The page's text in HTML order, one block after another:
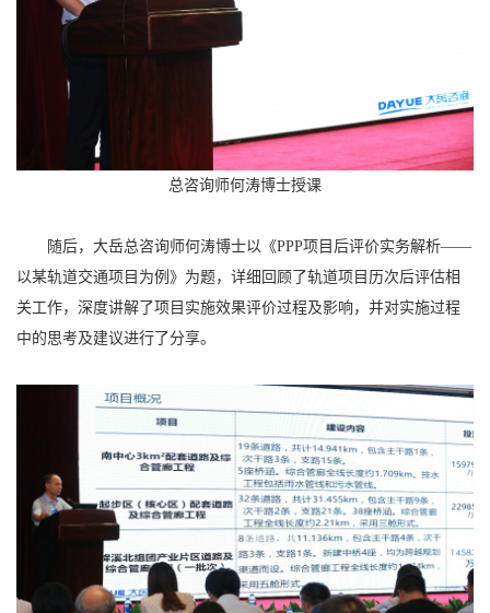
总咨询师何涛博士授课
随后，大岳总咨询师何涛博士以《PPP项目后评价实务解析——
以某轨道交通项目为例》为题，详细回顾了轨道项目历次后评估相
关工作，深度讲解了项目实施效果评价过程及影响，并对实施过程
中的思考及建议进行了分享。